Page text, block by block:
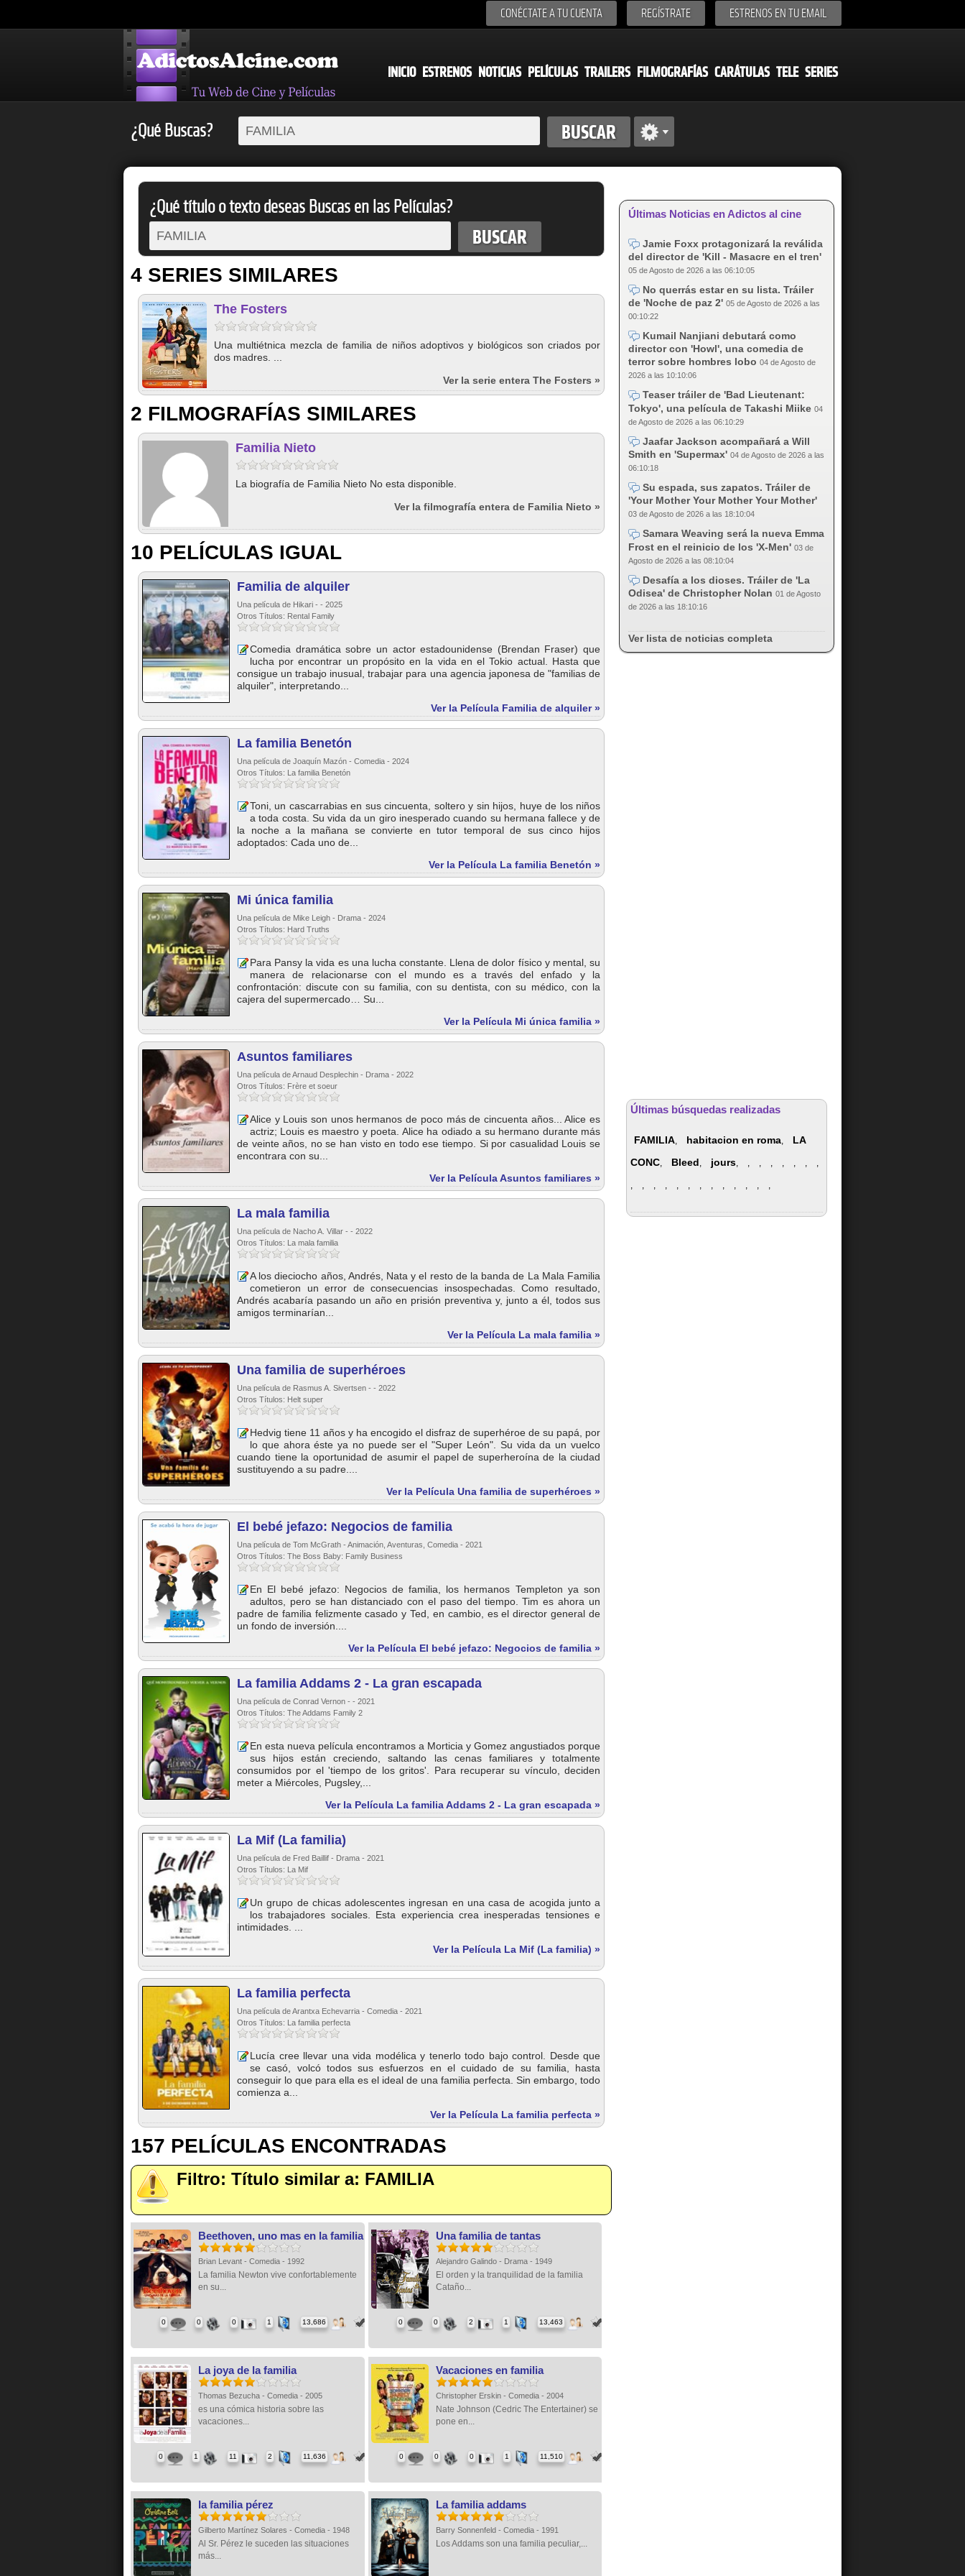
CONÉCTATE A TU CUENTA REGÍSTRATE ESTRENOS EN TU EMAIL
INICIO ESTRENOS NOTICIAS PELÍCULAS TRAILERS FILMOGRAFÍAS CARÁTULAS TELE SERIES
¿Qué Buscas?
¿Qué título o texto deseas Buscas en las Películas?
4 SERIES SIMILARES
The Fosters
Una multiétnica mezcla de familia de niños adoptivos y biológicos son criados por
dos madres. ...
Ver la serie entera The Fosters »
2 FILMOGRAFÍAS SIMILARES
Familia Nieto
La biografía de Familia Nieto No esta disponible.
Ver la filmografía entera de Familia Nieto »
10 PELÍCULAS IGUAL
Familia de alquiler
Una película de Hikari - - 2025
Otros Títulos: Rental Family
Comedia dramática sobre un actor estadounidense (Brendan Fraser) que
lucha por encontrar un propósito en la vida en el Tokio actual. Hasta que
consigue un trabajo inusual, trabajar para una agencia japonesa de "familias de
alquiler", interpretando...
Ver la Película Familia de alquiler »
La familia Benetón
Una película de Joaquín Mazón - Comedia - 2024
Otros Títulos: La familia Benetón
Toni, un cascarrabias en sus cincuenta, soltero y sin hijos, huye de los niños
a toda costa. Su vida da un giro inesperado cuando su hermana fallece y de
la noche a la mañana se convierte en tutor temporal de sus cinco hijos
adoptados: Cada uno de...
Ver la Película La familia Benetón »
Mi única familia
Una película de Mike Leigh - Drama - 2024
Otros Títulos: Hard Truths
Para Pansy la vida es una lucha constante. Llena de dolor físico y mental, su
manera de relacionarse con el mundo es a través del enfado y la
confrontación: discute con su familia, con su dentista, con su médico, con la
cajera del supermercado… Su...
Ver la Película Mi única familia »
Asuntos familiares
Una película de Arnaud Desplechin - Drama - 2022
Otros Títulos: Frère et soeur
Alice y Louis son unos hermanos de poco más de cincuenta años... Alice es
actriz; Louis es maestro y poeta. Alice ha odiado a su hermano durante más
de veinte años, no se han visto en todo ese tiempo. Si por casualidad Louis se
encontrara con su...
Ver la Película Asuntos familiares »
La mala familia
Una película de Nacho A. Villar - - 2022
Otros Títulos: La mala familia
A los dieciocho años, Andrés, Nata y el resto de la banda de La Mala Familia
cometieron un error de consecuencias insospechadas. Como resultado,
Andrés acabaría pasando un año en prisión preventiva y, junto a él, todos sus
amigos terminarían...
Ver la Película La mala familia »
Una familia de superhéroes
Una película de Rasmus A. Sivertsen - - 2022
Otros Títulos: Helt super
Hedvig tiene 11 años y ha encogido el disfraz de superhéroe de su papá, por
lo que ahora éste ya no puede ser el "Super León". Su vida da un vuelco
cuando tiene la oportunidad de asumir el papel de superheroína de la ciudad
sustituyendo a su padre....
Ver la Película Una familia de superhéroes »
El bebé jefazo: Negocios de familia
Una película de Tom McGrath - Animación, Aventuras, Comedia - 2021
Otros Títulos: The Boss Baby: Family Business
En El bebé jefazo: Negocios de familia, los hermanos Templeton ya son
adultos, pero se han distanciado con el paso del tiempo. Tim es ahora un
padre de familia felizmente casado y Ted, en cambio, es el director general de
un fondo de inversión....
Ver la Película El bebé jefazo: Negocios de familia »
La familia Addams 2 - La gran escapada
Una película de Conrad Vernon - - 2021
Otros Títulos: The Addams Family 2
En esta nueva película encontramos a Morticia y Gomez angustiados porque
sus hijos están creciendo, saltando las cenas familiares y totalmente
consumidos por el 'tiempo de los gritos'. Para recuperar su vínculo, deciden
meter a Miércoles, Pugsley,...
Ver la Película La familia Addams 2 - La gran escapada »
La Mif (La familia)
Una película de Fred Baillif - Drama - 2021
Otros Títulos: La Mif
Un grupo de chicas adolescentes ingresan en una casa de acogida junto a
los trabajadores sociales. Esta experiencia crea inesperadas tensiones e
intimidades. ...
Ver la Película La Mif (La familia) »
La familia perfecta
Una película de Arantxa Echevarria - Comedia - 2021
Otros Títulos: La familia perfecta
Lucía cree llevar una vida modélica y tenerlo todo bajo control. Desde que
se casó, volcó todos sus esfuerzos en el cuidado de su familia, hasta
conseguir lo que para ella es el ideal de una familia perfecta. Sin embargo, todo
comienza a...
Ver la Película La familia perfecta »
157 PELÍCULAS ENCONTRADAS
Filtro: Título similar a: FAMILIA
Beethoven, uno mas en la familia
Brian Levant - Comedia - 1992
La familia Newton vive confortablemente
en su...
0 0 0 1 13,686
Una familia de tantas
Alejandro Galindo - Drama - 1949
El orden y la tranquilidad de la familia
Cataño...
0 0 2 1 13,463
La joya de la familia
Thomas Bezucha - Comedia - 2005
es una cómica historia sobre las
vacaciones...
0 1 11 2 11,636
Vacaciones en familia
Christopher Erskin - Comedia - 2004
Nate Johnson (Cedric The Entertainer) se
pone en...
0 0 0 1 11,510
la familia pérez
Gilberto Martínez Solares - Comedia - 1948
Al Sr. Pérez le suceden las situaciones
más...
La familia addams
Barry Sonnenfeld - Comedia - 1991
Los Addams son una familia peculiar,...
Últimas Noticias en Adictos al cine
Jamie Foxx protagonizará la reválida
del director de 'Kill - Masacre en el tren'
05 de Agosto de 2026 a las 06:10:05
No querrás estar en su lista. Tráiler
de 'Noche de paz 2' 05 de Agosto de 2026 a las
00:10:22
Kumail Nanjiani debutará como
director con 'Howl', una comedia de
terror sobre hombres lobo 04 de Agosto de
2026 a las 10:10:06
Teaser tráiler de 'Bad Lieutenant:
Tokyo', una película de Takashi Miike 04
de Agosto de 2026 a las 06:10:29
Jaafar Jackson acompañará a Will
Smith en 'Supermax' 04 de Agosto de 2026 a las
06:10:18
Su espada, sus zapatos. Tráiler de
'Your Mother Your Mother Your Mother'
03 de Agosto de 2026 a las 18:10:04
Samara Weaving será la nueva Emma
Frost en el reinicio de los 'X-Men' 03 de
Agosto de 2026 a las 08:10:04
Desafía a los dioses. Tráiler de 'La
Odisea' de Christopher Nolan 01 de Agosto
de 2026 a las 18:10:16
Ver lista de noticias completa
Últimas búsquedas realizadas
FAMILIA, habitacion en roma,
LA
CONC, Bleed, jours, , , , , , , ,
, , , , , , , , , , , , ,